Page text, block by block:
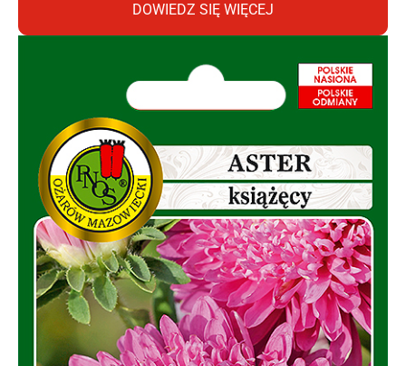
DOWIEDZ SIĘ WIĘCEJ